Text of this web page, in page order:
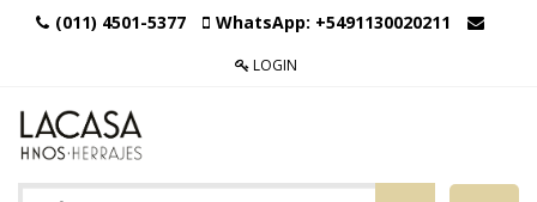
(011) 4501-5377 WhatsApp: +5491130020211
LOGIN